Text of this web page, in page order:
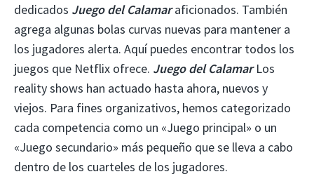
dedicados Juego del Calamaraficionados. También
agrega algunas bolas curvas nuevas para mantener a
los jugadores alerta. Aquí puedes encontrar todos los
juegos que Netflix ofrece. Juego del CalamarLos
reality shows han actuado hasta ahora, nuevos y
viejos. Para fines organizativos, hemos categorizado
cada competencia como un «Juego principal» o un
«Juego secundario» más pequeño que se lleva a cabo
dentro de los cuarteles de los jugadores.